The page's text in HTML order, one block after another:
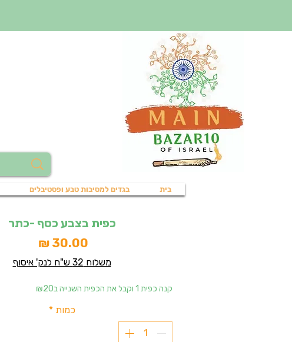
בית בגדים למסיבות טבע ופסטיבלים
כפית בצבע כסף -כתר
משלוח 32 ש"ח לנק' איסוף
קנה כפית 1 וקבל את הכפית השנייה ב₪20
כמות *